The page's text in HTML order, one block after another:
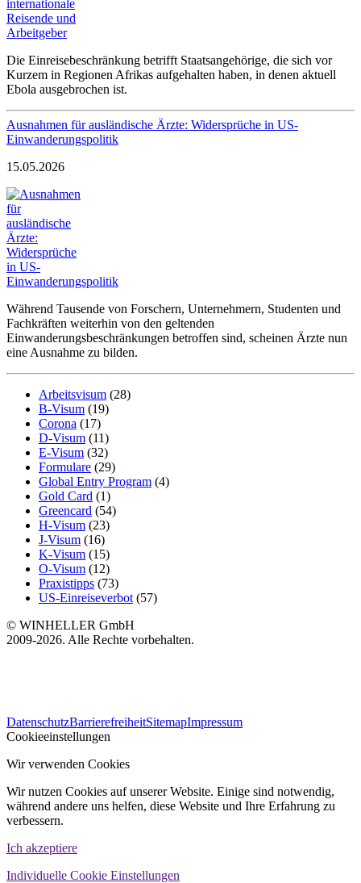
Die Einreisebeschränkung betrifft Staatsangehörige, die sich vor
Kurzem in Regionen Afrikas aufgehalten haben, in denen aktuell
Ebola ausgebrochen ist.
Ausnahmen für ausländische Ärzte: Widersprüche in US-
Einwanderungspolitik
15.05.2026
Während Tausende von Forschern, Unternehmern, Studenten und
Fachkräften weiterhin von den geltenden
Einwanderungsbeschränkungen betroffen sind, scheinen Ärzte nun
eine Ausnahme zu bilden.
Arbeitsvisum (28)
B-Visum (19)
Corona (17)
D-Visum (11)
E-Visum (32)
Formulare (29)
Global Entry Program (4)
Gold Card (1)
Greencard (54)
H-Visum (23)
J-Visum (16)
K-Visum (15)
O-Visum (12)
Praxistipps (73)
US-Einreiseverbot (57)
© WINHELLER GmbH
2009-2026. Alle Rechte vorbehalten.
WINHELLER GmbH
DatenschutzBarrierefreiheitSitemapImpressum
Cookieeinstellungen
Wir verwenden Cookies
Wir nutzen Cookies auf unserer Website. Einige sind notwendig,
während andere uns helfen, diese Website und Ihre Erfahrung zu
verbessern.
Ich akzeptiere
Individuelle Cookie Einstellungen